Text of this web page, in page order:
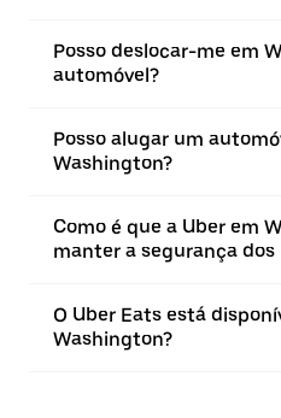
Posso deslocar-me em
automóvel?
Posso alugar um
Washington?
Como é que a Uber em
manter a segurança dos
O Uber Eats está
Washington?